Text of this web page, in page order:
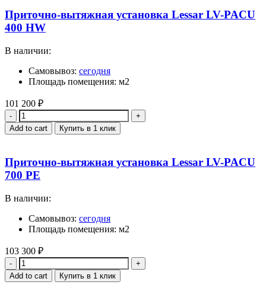
Приточно-вытяжная установка Lessar LV-PACU
400 HW
В наличии:
Самовывоз: сегодня
Площадь помещения: м2
101 200 ₽
Quantity
Add to cart Купить в 1 клик
Приточно-вытяжная установка Lessar LV-PACU
700 PE
В наличии:
Самовывоз: сегодня
Площадь помещения: м2
103 300 ₽
Quantity
Add to cart Купить в 1 клик